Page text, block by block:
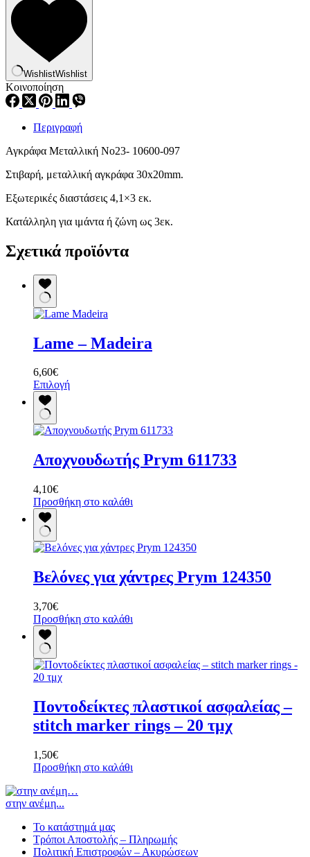
WishlistWishlist
Κοινοποίηση
Περιγραφή
Αγκράφα Μεταλλική Νο23- 10600-097
Στιβαρή, μεταλλική αγκράφα 30x20mm.
Εξωτερικές διαστάσεις 4,1×3 εκ.
Κατάλληλη για ιμάντα ή ζώνη ως 3εκ.
Σχετικά προϊόντα
Lame – Madeira
6,60€
ΕπιλογήΑυτό
πολλαπλές
Οι
επιλογές
επιλεγούν
του
Αποχνουδωτής Prym 611733
4,10€
Προσθήκη στο καλάθι
Βελόνες για χάντρες Prym 124350
3,70€
Προσθήκη στο καλάθι
Ποντοδείκτες πλαστικοί ασφαλείας –
stitch marker rings – 20 τμχ
1,50€
Προσθήκη στο καλάθι
στην ανέμη...
Το κατάστημά μας
Τρόποι Αποστολής – Πληρωμής
Πολιτική Επιστροφών – Ακυρώσεων